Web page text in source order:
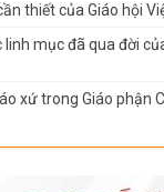
thiết của Giáo hội
mục đã qua đời
xứ trong Giáo phận